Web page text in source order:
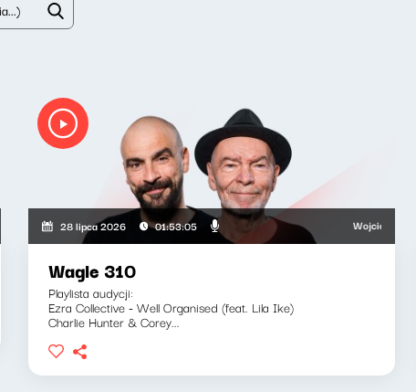
28 lipca 2026 01:53:05 Wojciech
Wagle 310
Playlista audycji:
Ezra Collective - Well Organised (feat. Lila Ike)
Charlie Hunter & Corey...